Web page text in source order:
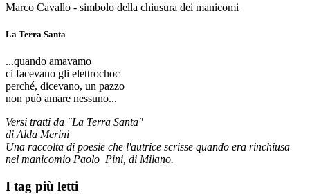
Marco Cavallo - simbolo della chiusura dei manicomi
La Terra Santa
...quando amavamo
ci facevano gli elettrochoc
perché, dicevano, un pazzo
non può amare nessuno...
Versi tratti da "La Terra Santa"
di Alda Merini
Una raccolta di poesie che l'autrice scrisse quando era rinchiusa
nel manicomio Paolo Pini, di Milano.
I tag più letti